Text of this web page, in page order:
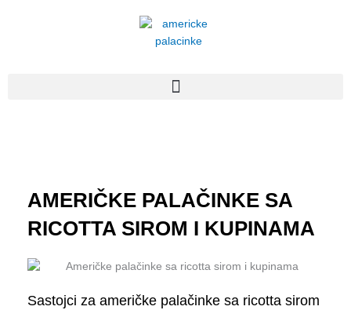
AMERIČKE PALAČINKE SA
RICOTTA SIROM I KUPINAMA
Sastojci za američke palačinke sa ricotta sirom